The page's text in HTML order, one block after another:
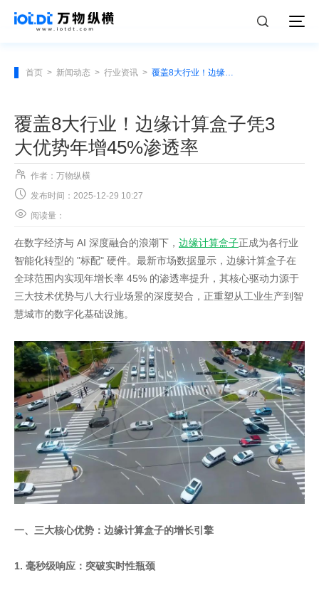
首页 > 新闻动态 > 行业资讯 > 覆盖8大行业！边缘计算盒子凭3大优势年增45%渗透率
覆盖8大行业！边缘计算盒子凭3
大优势年增45%渗透率
 作者：万物纵横
 发布时间：2025-12-29 10:27
 阅读量：
在数字经济与 AI 深度融合的浪潮下， 边缘计算盒子正成为各行业
智能化转型的 "标配" 硬件。最新市场数据显示，边缘计算盒子在
全球范围内实现年增长率 45% 的渗透率提升，其核心驱动力源于
三大技术优势与八大行业场景的深度契合，正重塑从工业生产到智
慧城市的数字化基础设施。
一、三大核心优势：边缘计算盒子的增长引擎
1. 毫秒级响应：突破实时性瓶颈